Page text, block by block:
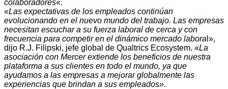
colaboradores«.
«Las expectativas de los empleados continúan
evolucionando en el nuevo mundo del trabajo. Las empresas
necesitan escuchar a su fuerza laboral de cerca y con
frecuencia para competir en el dinámico mercado labora l»,
dijo R.J. Filipski, jefe global de Qualtrics Ecosystem. «La
asociación con Mercer extiende los beneficios de nuestra
plataforma a sus clientes en todo el mundo, ya que
ayudamos a las empresas a mejorar globalmente las
experiencias que brindan a sus empleados».